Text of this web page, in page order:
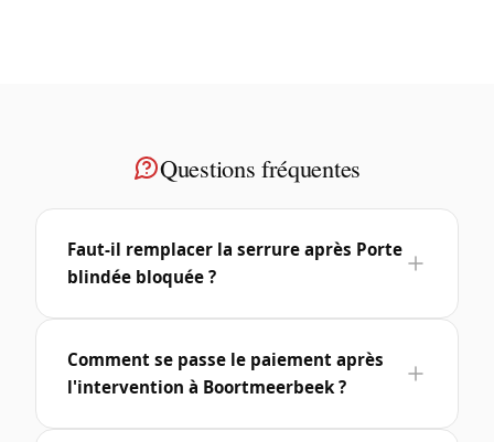
Questions fréquentes
Faut-il remplacer la serrure après Porte
blindée bloquée ?
Comment se passe le paiement après
l'intervention à Boortmeerbeek ?